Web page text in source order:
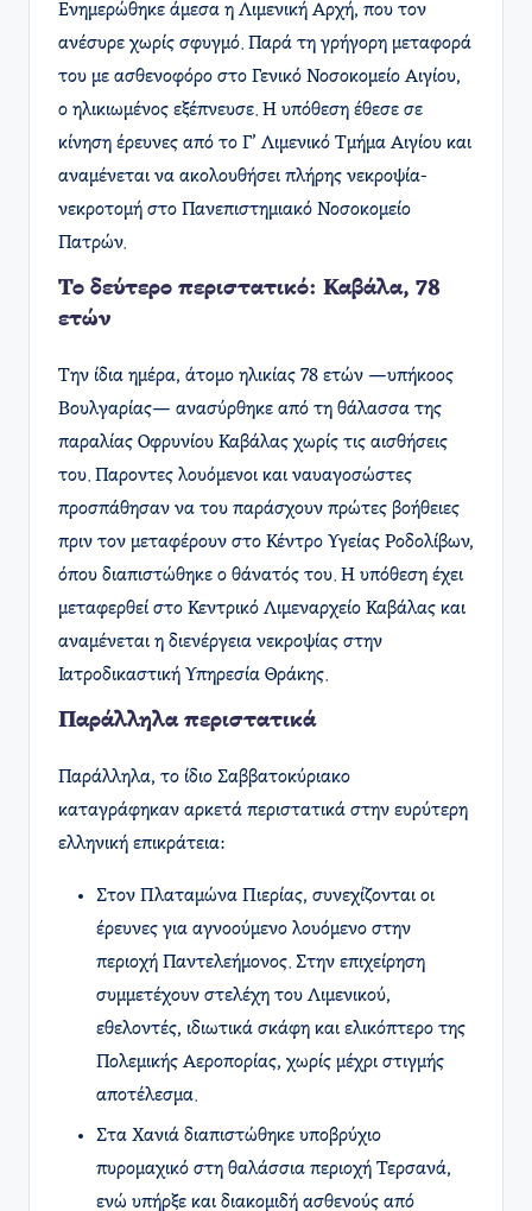
Ενημερώθηκε άμεσα η Λιμενική Αρχή, που τον
ανέσυρε χωρίς σφυγμό. Παρά τη γρήγορη μεταφορά
του με ασθενοφόρο στο Γενικό Νοσοκομείο Αιγίου,
ο ηλικιωμένος εξέπνευσε. Η υπόθεση έθεσε σε
κίνηση έρευνες από το Γ’ Λιμενικό Τμήμα Αιγίου και
αναμένεται να ακολουθήσει πλήρης νεκροψία-
νεκροτομή στο Πανεπιστημιακό Νοσοκομείο
Πατρών.
Το δεύτερο περιστατικό: Καβάλα, 78
ετών
Την ίδια ημέρα, άτομο ηλικίας 78 ετών —υπήκοος
Βουλγαρίας— ανασύρθηκε από τη θάλασσα της
παραλίας Οφρυνίου Καβάλας χωρίς τις αισθήσεις
του. Παροντες λουόμενοι και ναυαγοσώστες
προσπάθησαν να του παράσχουν πρώτες βοήθειες
πριν τον μεταφέρουν στο Κέντρο Υγείας Ροδολίβων,
όπου διαπιστώθηκε ο θάνατός του. Η υπόθεση έχει
μεταφερθεί στο Κεντρικό Λιμεναρχείο Καβάλας και
αναμένεται η διενέργεια νεκροψίας στην
Ιατροδικαστική Υπηρεσία Θράκης.
Παράλληλα περιστατικά
Παράλληλα, το ίδιο Σαββατοκύριακο
καταγράφηκαν αρκετά περιστατικά στην ευρύτερη
ελληνική επικράτεια:
Στον Πλαταμώνα Πιερίας, συνεχίζονται οι
έρευνες για αγνοούμενο λουόμενο στην
περιοχή Παντελεήμονος. Στην επιχείρηση
συμμετέχουν στελέχη του Λιμενικού,
εθελοντές, ιδιωτικά σκάφη και ελικόπτερο της
Πολεμικής Αεροπορίας, χωρίς μέχρι στιγμής
αποτέλεσμα.
Στα Χανιά διαπιστώθηκε υποβρύχιο
πυρομαχικό στη θαλάσσια περιοχή Τερσανά,
ενώ υπήρξε και διακομιδή ασθενούς από